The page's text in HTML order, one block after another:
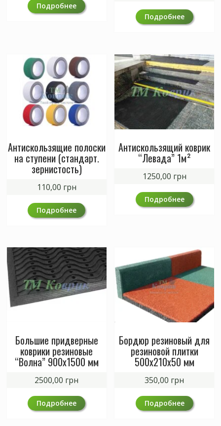
Подробнее
Подробнее
Антискользящие полоски
на ступени (стандарт.
зернистость)
110,00 грн
Подробнее
Антискользящий коврик
“Левада” 1м²
1250,00 грн
Подробнее
Большие придверные
коврики резиновые
“Волна” 900х1500 мм
2500,00 грн
Подробнее
Бордюр резиновый для
резиновой плитки
500х210х50 мм
350,00 грн
Подробнее